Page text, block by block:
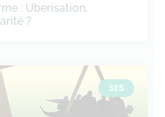
: Uberisation,
?
SES